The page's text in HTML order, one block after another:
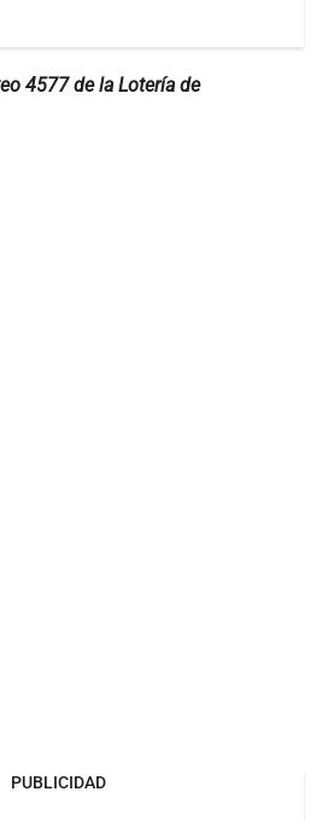
4577 de la Lotería de
PUBLICIDAD